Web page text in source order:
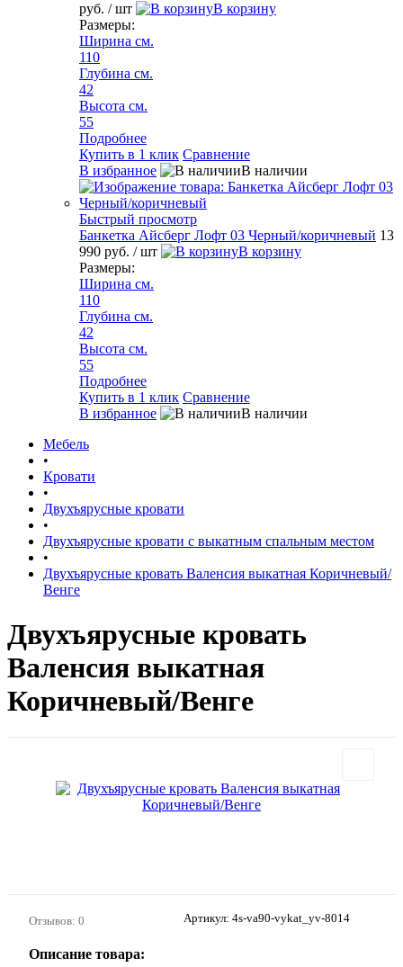
руб. / шт
В корзину
Размеры:
Ширина см.
110
Глубина см.
42
Высота см.
55
Подробнее
Купить в 1 клик Сравнение
В избранное
В наличии
Быстрый просмотр
Банкетка Айсберг Лофт 03 Черный/коричневый 13
990 руб. / шт
В корзину
Размеры:
Ширина см.
110
Глубина см.
42
Высота см.
55
Подробнее
Купить в 1 клик Сравнение
В избранное
В наличии
Мебель
•
Кровати
•
Двухъярусные кровати
•
Двухъярусные кровати с выкатным спальным местом
•
Двухъярусные кровать Валенсия выкатная Коричневый/
Венге
Двухъярусные кровать
Валенсия выкатная
Коричневый/Венге
Отзывов: 0 Артикул: 4s-va90-vykat_yv-8014
Описание товара: